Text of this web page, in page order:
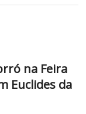
na Feira
Euclides da